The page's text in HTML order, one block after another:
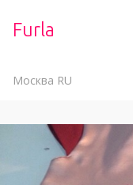
Furla
Москва RU